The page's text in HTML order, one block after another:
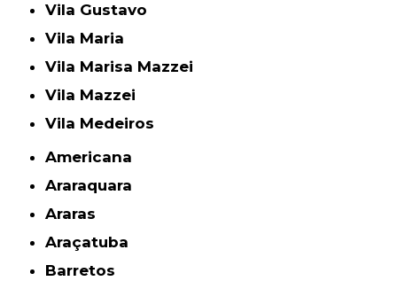
Vila Gustavo
Vila Maria
Vila Marisa Mazzei
Vila Mazzei
Vila Medeiros
Americana
Araraquara
Araras
Araçatuba
Barretos